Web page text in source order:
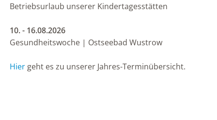
Betriebsurlaub unserer Kindertagesstätten
10. - 16.08.2026
Gesundheitswoche | Ostseebad Wustrow
Hier geht es zu unserer Jahres-Terminübersicht.